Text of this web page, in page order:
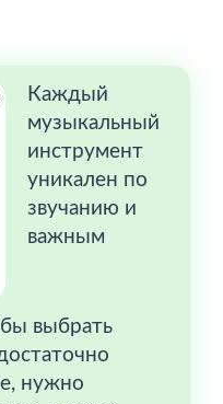
Каждый
музыкальный
инструмент
уникален по
звучанию и
важным
выбрать
нужно